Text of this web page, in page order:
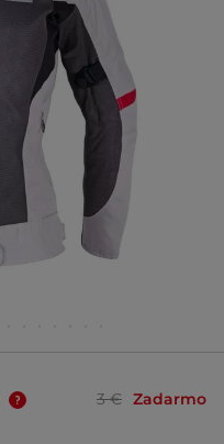
3 € Zadarmo